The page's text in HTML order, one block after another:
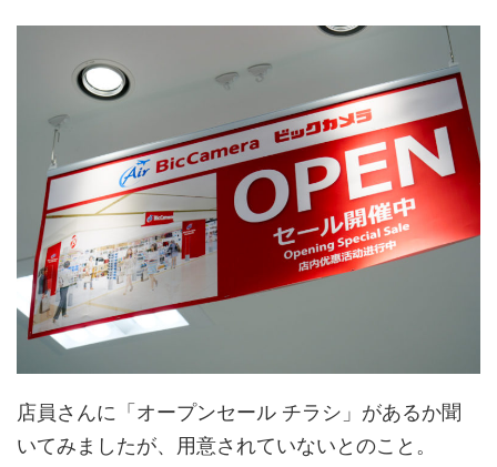
店員さんに「オープンセール チラシ」があるか聞
いてみましたが、用意されていないとのこと。